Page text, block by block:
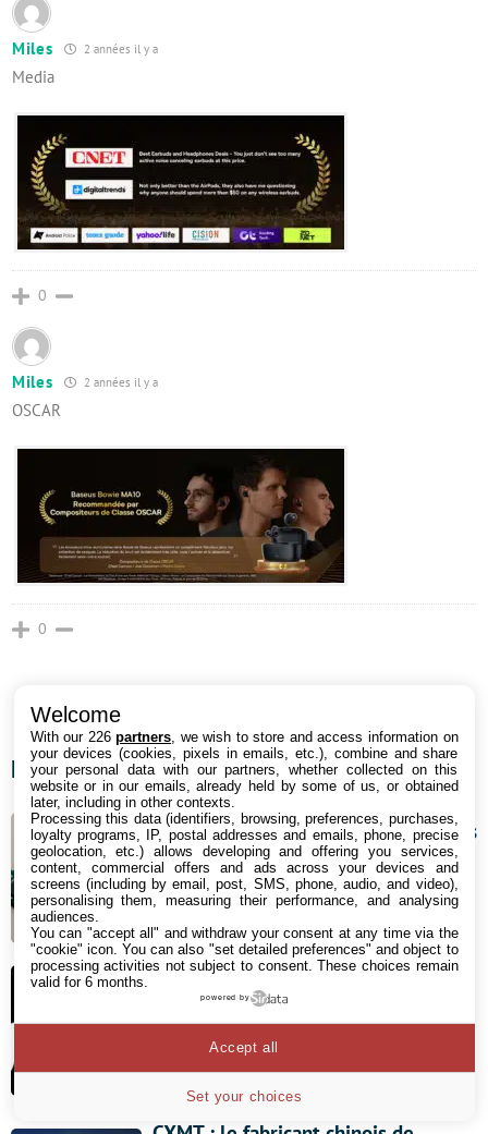
Miles 2 années il y a
Media
0
Miles 2 années il y a
OSCAR
0
Les derniers articles
Microsoft efface ses propres conseils
gaming : la pénurie de RAM change
les règles
6 août 2026 08:20
utilisent des IA américaines, ils sont
virés illico
6 août 2026 07:11
Welcome
With our 226partners , we wish to store and access information on
your devices (cookies, pixels in emails, etc.), combine and share
your personal data with our partners, whether collected on this
website or in our emails, already held by some of us, or obtained
later, including in other contexts.
Processing this data (identifiers, browsing, preferences, purchases,
loyalty programs, IP, postal addresses and emails, phone, precise
geolocation, etc.) allows developing and offering you services,
content, commercial offers and ads across your devices and
screens (including by email, post, SMS, phone, audio, and video),
personalising them, measuring their performance, and analysing
audiences.
You can "accept all" and withdraw your consent at any time via the
"cookie" icon. You can also "set detailed preferences" and object to
processing activities not subject to consent. These choices remain
valid for 6 months.
powered by
Set your choices
Accept all